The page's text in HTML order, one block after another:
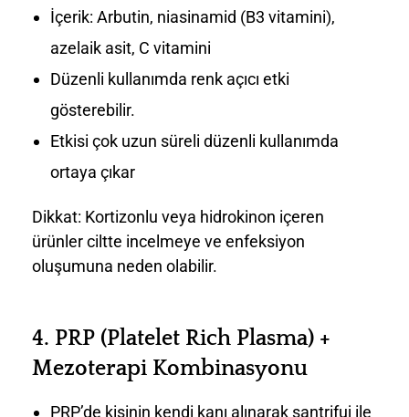
İçerik: Arbutin, niasinamid (B3 vitamini),
azelaik asit, C vitamini
Düzenli kullanımda renk açıcı etki
gösterebilir.
Etkisi çok uzun süreli düzenli kullanımda
ortaya çıkar
Dikkat: Kortizonlu veya hidrokinon içeren
ürünler ciltte incelmeye ve enfeksiyon
oluşumuna neden olabilir.
4. PRP (Platelet Rich Plasma) +
Mezoterapi Kombinasyonu
PRP’de kişinin kendi kanı alınarak santrifuj ile